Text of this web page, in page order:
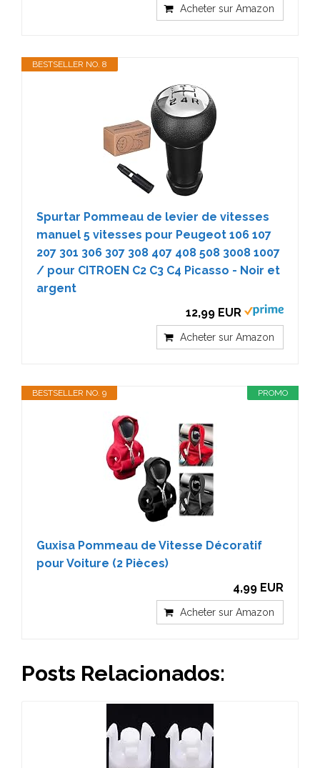
Acheter sur Amazon
BESTSELLER NO. 8
Spurtar Pommeau de levier de vitesses
manuel 5 vitesses pour Peugeot 106 107
207 301 306 307 308 407 408 508 3008 1007
/ pour CITROEN C2 C3 C4 Picasso - Noir et
argent
12,99 EUR
Acheter sur Amazon
PROMO
BESTSELLER NO. 9
Guxisa Pommeau de Vitesse Décoratif
pour Voiture (2 Pièces)
4,99 EUR
Acheter sur Amazon
Posts Relacionados: